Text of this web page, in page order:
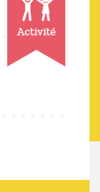
Activité